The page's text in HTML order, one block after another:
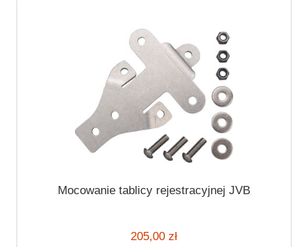
Mocowanie tablicy rejestracyjnej JVB
205,00 zł